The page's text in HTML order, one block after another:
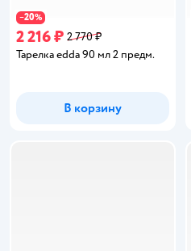
−20%
2 216 ₽ 2 770 ₽
Тарелка edda 90 мл 2 предм.
В корзину